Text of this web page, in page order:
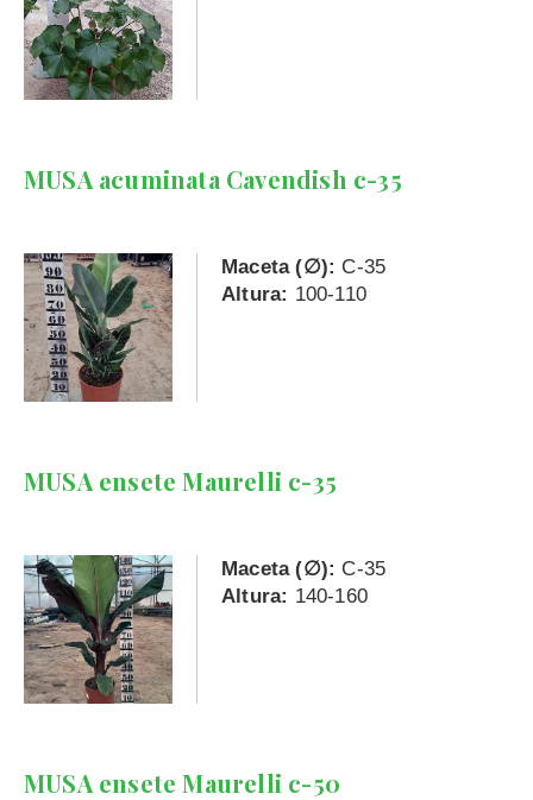
MUSA acuminata Cavendish c-35
Maceta (∅): C-35
Altura: 100-110
MUSA ensete Maurelli c-35
Maceta (∅): C-35
Altura: 140-160
MUSA ensete Maurelli c-50